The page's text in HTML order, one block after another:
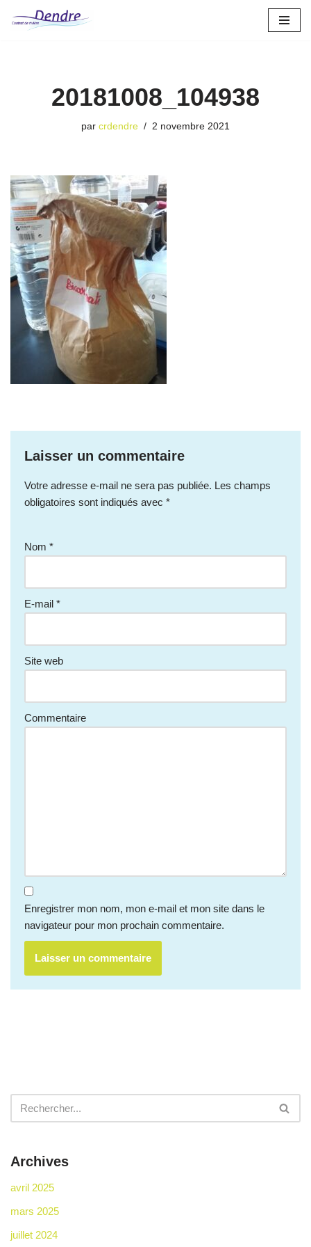
20181008_104938
par crdendre 2 novembre 2021
Laisser un commentaire
Votre adresse e-mail ne sera pas publiée. Les champs
obligatoires sont indiqués avec *
Nom *
E-mail *
Site web
Commentaire
Enregistrer mon nom, mon e-mail et mon site dans le
navigateur pour mon prochain commentaire.
Archives
avril 2025
mars 2025
juillet 2024